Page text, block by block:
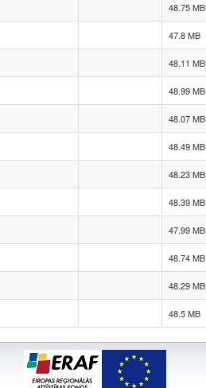
48.75 MB
47.8 MB
48.11 MB
48.99 MB
48.07 MB
48.49 MB
48.23 MB
48.39 MB
47.99 MB
48.74 MB
48.29 MB
48.5 MB